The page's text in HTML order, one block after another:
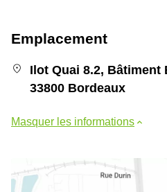
Emplacement
Ilot Quai 8.2, Bâtiment
33800 Bordeaux
Masquer les informations